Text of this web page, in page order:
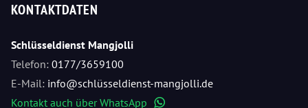
KONTAKTDATEN
Schlüsseldienst Mangjolli
Telefon: 0177/3659100
E-Mail: info@schlüsseldienst-mangjolli.de
Kontakt auch über WhatsApp